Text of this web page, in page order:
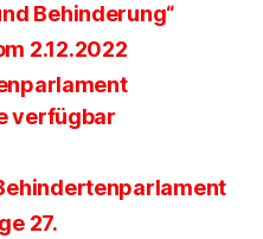
Behinderung“
2.12.2022
verfügbar
27.